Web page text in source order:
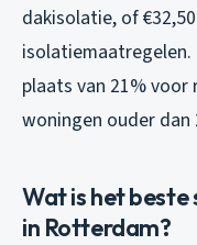
dakisolatie, of
isolatiemaatregelen.
plaats van 21%
woningen ouder dan
Wat is het
in Rotterdam?